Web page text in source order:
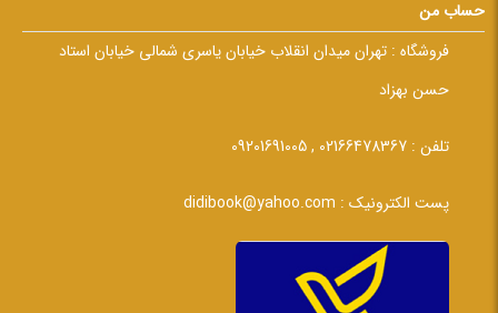
حساب من
فروشگاه : تهران میدان انقلاب خیابان یاسری شمالی خیابان استاد
حسن بهزاد
تلفن : 02166478367 , 09201691005
پست الکترونیک : didibook@yahoo.com